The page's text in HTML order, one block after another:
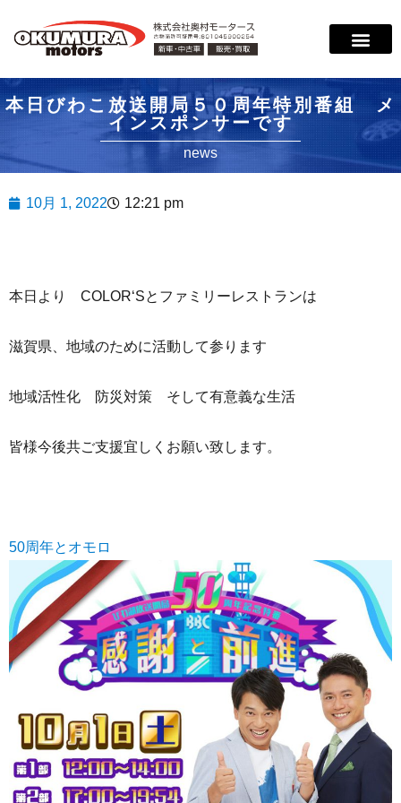
本日びわこ放送開局５０周年特別番組 メ
インスポンサーです
news
10月 1, 2022 12:21 pm
本日より COLOR‘Sとファミリーレストランは
滋賀県、地域のために活動して参ります
地域活性化 防災対策 そして有意義な生活
皆様今後共ご支援宜しくお願い致します。
50周年とオモロ